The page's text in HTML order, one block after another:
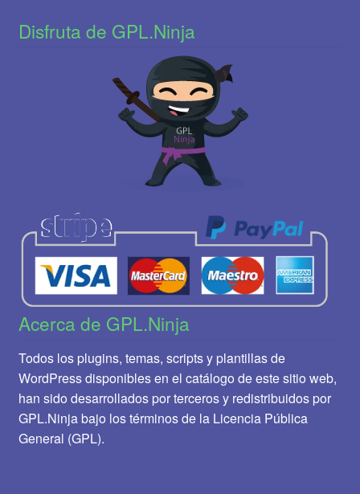
Disfruta de GPL.Ninja
Acerca de GPL.Ninja
Todos los plugins, temas, scripts y plantillas de
WordPress disponibles en el catálogo de este sitio web,
han sido desarrollados por terceros y redistribuidos por
GPL.Ninja bajo los términos de la Licencia Pública
General (GPL).